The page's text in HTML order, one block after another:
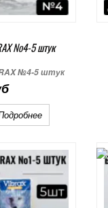
№4-5 штук
№4-5 штук